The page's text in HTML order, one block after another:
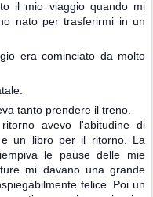
il mio viaggio quando mi
nato per trasferirmi in un
era cominciato da molto
tanto prendere il treno.
avevo l'abitudine di
un libro per il ritorno. La
le pause delle mie
mi davano una grande
felice. Poi un